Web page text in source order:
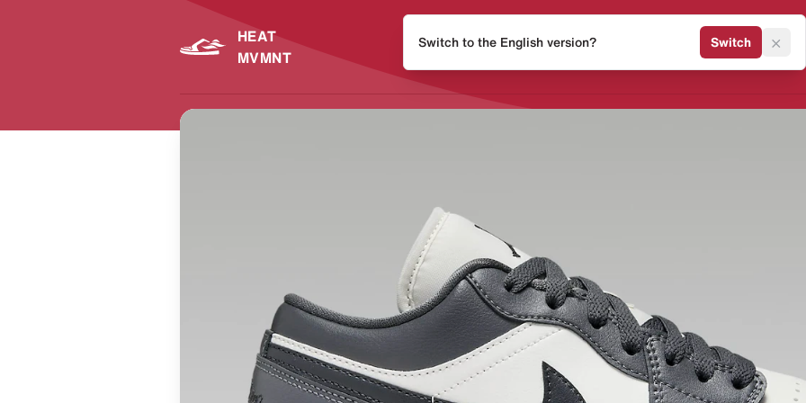
HEAT
MVMNT
Release Kalender Sneaker
Switch to the English version? Switch ×